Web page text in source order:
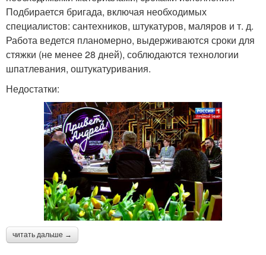
Подбирается бригада, включая необходимых
специалистов: сантехников, штукатуров, маляров и т. д.
Работа ведется планомерно, выдерживаются сроки для
стяжки (не менее 28 дней), соблюдаются технологии
шпатлевания, оштукатуривания.
Недостатки:
читать дальше →